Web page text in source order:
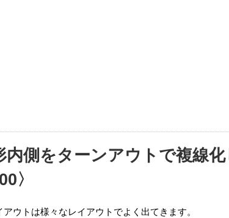
内側をターンアウトで複線
〉
ウトは様々なレイアウトでよく出てきます。